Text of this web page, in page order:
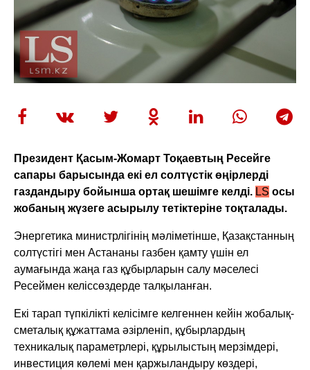
Президент Қасым-Жомарт Тоқаевтың Ресейге
сапары барысында екі ел солтүстік өңірлерді
газдандыру бойынша ортақ шешімге келді. LS осы
жобаның жүзеге асырылу тетіктеріне тоқталады.
Энергетика министрлігінің мәліметінше, Қазақстанның
солтүстігі мен Астананы газбен қамту үшін ел
аумағында жаңа газ құбырларын салу мәселесі
Ресеймен келіссөздерде талқыланған.
Екі тарап түпкілікті келісімге келгеннен кейін жобалық-
сметалық құжаттама әзірленіп, құбырлардың
техникалық параметрлері, құрылыстың мерзімдері,
инвестиция көлемі мен қаржыландыру көздері,